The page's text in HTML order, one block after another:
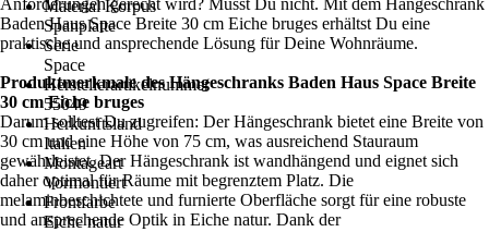
Material Korpus
Spanplatte
Serie
Space
Herstellerartikelnummer
55049
Herkunftsland
Italien
Montageart
Vormontiert
Frontfarbe
Eiche natur
Anforderungen gerecht wird? Musst Du nicht. Mit dem Hängeschrank
Baden Haus Space Breite 30 cm Eiche bruges erhältst Du eine
praktische und ansprechende Lösung für Deine Wohnräume.
Produktmerkmale des Hängeschranks Baden Haus Space Breite
30 cm Eiche bruges
Darum solltest Du zugreifen: Der Hängeschrank bietet eine Breite von
30 cm und eine Höhe von 75 cm, was ausreichend Stauraum
gewährleistet. Der Hängeschrank ist wandhängend und eignet sich
daher optimal für Räume mit begrenztem Platz. Die
melaminbeschichtete und furnierte Oberfläche sorgt für eine robuste
und ansprechende Optik in Eiche natur. Dank der